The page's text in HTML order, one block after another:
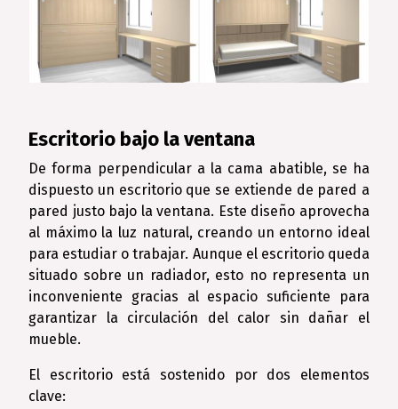
Escritorio bajo la ventana
De forma perpendicular a la cama abatible, se ha
dispuesto un escritorio que se extiende de pared a
pared justo bajo la ventana. Este diseño aprovecha
al máximo la luz natural, creando un entorno ideal
para estudiar o trabajar. Aunque el escritorio queda
situado sobre un radiador, esto no representa un
inconveniente gracias al espacio suficiente para
garantizar la circulación del calor sin dañar el
mueble.
El escritorio está sostenido por dos elementos
clave: